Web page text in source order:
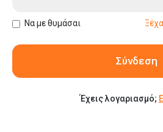
Να με θυμάσαι
Σύνδεση
Έχεις λογαριασμό;